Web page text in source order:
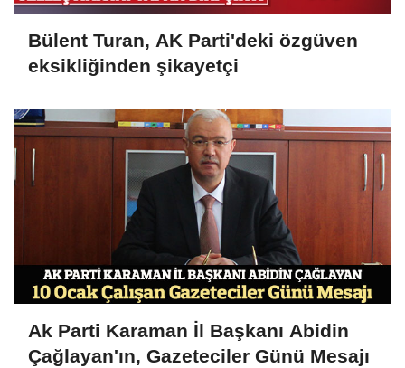
Bülent Turan, AK Parti'deki özgüven
eksikliğinden şikayetçi
Ak Parti Karaman İl Başkanı Abidin
Çağlayan'ın, Gazeteciler Günü Mesajı